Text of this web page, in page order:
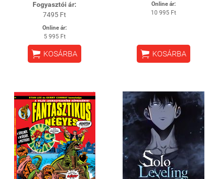
Fogyasztói ár:
7495 Ft
Online ár:
5 995 Ft
 KOSÁRBA
Online ár:
10 995 Ft
 KOSÁRBA